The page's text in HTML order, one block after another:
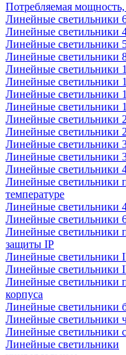
Потребляемая
Линейные светильники
Линейные светильники
Линейные светильники
Линейные светильники
Линейные светильники
Линейные светильники
Линейные светильники
Линейные светильники
Линейные светильники
Линейные светильники
Линейные светильники
Линейные светильники
Линейные светильники
Линейные светильники
температуре
Линейные светильники
Линейные светильники
Линейные светильники
защиты IP
Линейные светильники
Линейные светильники
Линейные светильники
корпуса
Линейные светильники
Линейные светильники
Линейные светильники
Линейные светильники